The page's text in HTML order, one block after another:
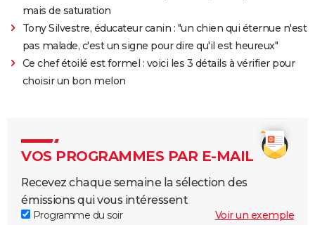
mais de saturation
Tony Silvestre, éducateur canin : "un chien qui éternue n'est
pas malade, c'est un signe pour dire qu'il est heureux"
Ce chef étoilé est formel : voici les 3 détails à vérifier pour
choisir un bon melon
VOS PROGRAMMES PAR E-MAIL
Recevez chaque semaine la sélection des
émissions qui vous intéressent
Programme du soir Voir un exemple